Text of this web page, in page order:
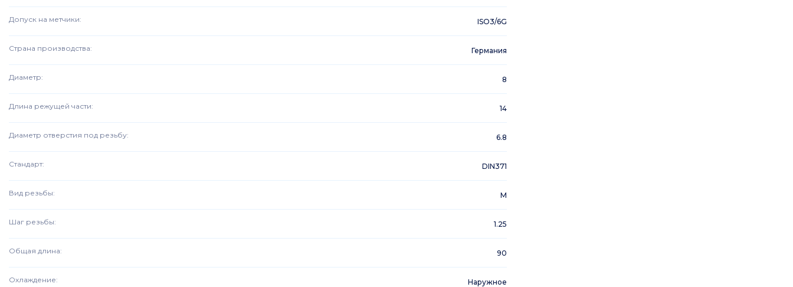
Допуск на метчики: ISO3/6G
Страна производства: Германия
Диаметр: 8
Длина режущей части: 14
Диаметр отверстия под резьбу: 6.8
Стандарт: DIN371
Вид резьбы: M
Шаг резьбы: 1.25
Общая длина: 90
Охлаждение: Наружное